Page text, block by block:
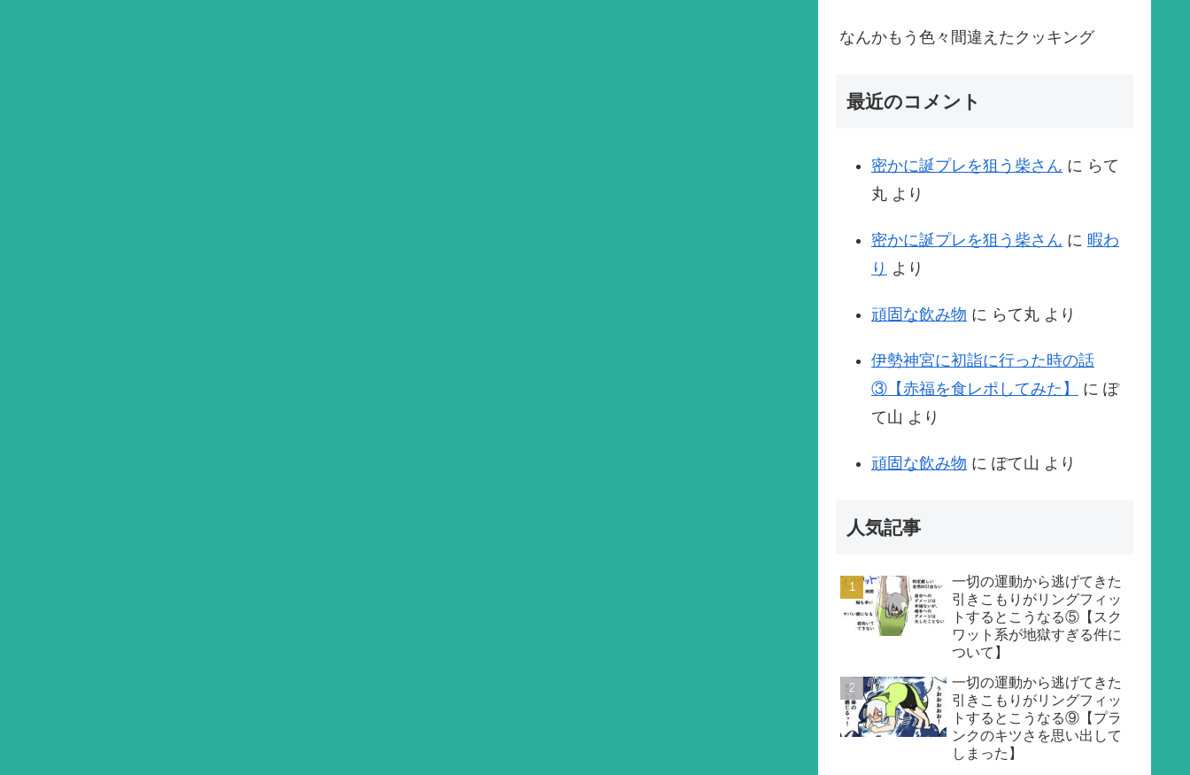
なんかもう色々間違えたクッキング
最近のコメント
密かに誕プレを狙う柴さん に らて
丸 より
密かに誕プレを狙う柴さん に 暇わ
り より
頑固な飲み物 に らて丸 より
伊勢神宮に初詣に行った時の話
③【赤福を食レポしてみた】
に ぽ
て山 より
頑固な飲み物 に ぽて山 より
人気記事
一切の運動から逃げてきた
引きこもりがリングフィッ
トするとこうなる⑤【スク
ワット系が地獄すぎる件に
ついて】
一切の運動から逃げてきた
引きこもりがリングフィッ
トするとこうなる⑨【プラ
ンクのキツさを思い出して
しまった】